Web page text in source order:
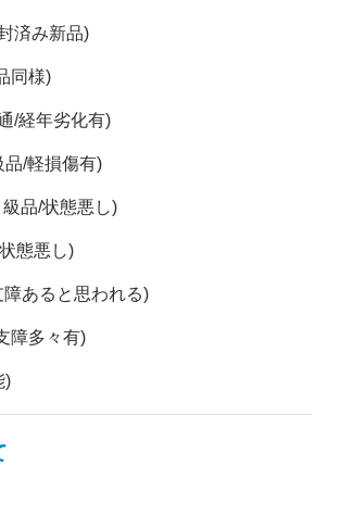
済み新品)
同様)
/経年劣化有)
品/軽損傷有)
品/状態悪し)
態悪し)
障あると思われる)
障多々有)
)